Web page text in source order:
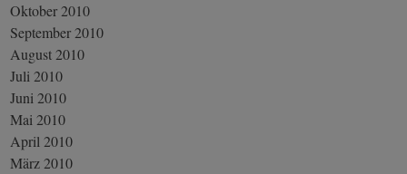
Oktober 2010
September 2010
August 2010
Juli 2010
Juni 2010
Mai 2010
April 2010
März 2010